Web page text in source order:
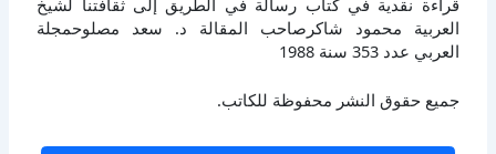
العربية محمود شاكرصاحب المقالة د. سعد مصلوحمجلة
العربي عدد 353 سنة 1988
جميع حقوق النشر محفوظة للكاتب.